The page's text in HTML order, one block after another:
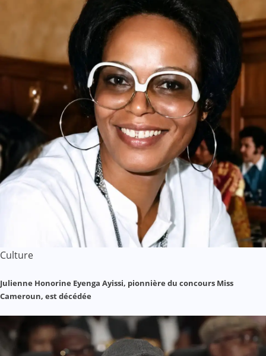
Culture
Julienne Honorine Eyenga Ayissi, pionnière du concours Miss
Cameroun, est décédée